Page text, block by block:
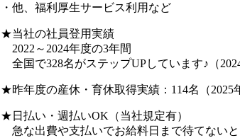
・他、福利厚生サービス利用など
★当社の社員登用実績
2022～2024年度の3年間
全国で328名がステップUPしています♪（
★昨年度の産休・育休取得実績：114名（2025
★日払い・週払いOK（当社規定有）
急な出費や支払いでお給料日まで待てない